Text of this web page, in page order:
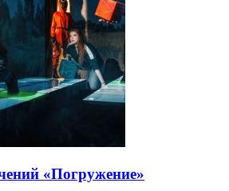
«Погружение»